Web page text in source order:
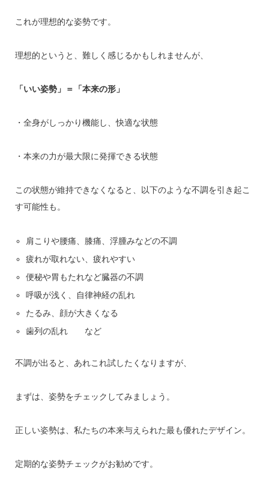
これが理想的な姿勢です。
理想的というと、難しく感じるかもしれませんが、
「いい姿勢」＝「本来の形」
・全身がしっかり機能し、快適な状態
・本来の力が最大限に発揮できる状態
この状態が維持できなくなると、以下のような不調を引き起こ
す可能性も。
肩こりや腰痛、膝痛、浮腫みなどの不調
疲れが取れない、疲れやすい
便秘や胃もたれなど臓器の不調
呼吸が浅く、自律神経の乱れ
たるみ、顔が大きくなる
歯列の乱れ など
不調が出ると、あれこれ試したくなりますが、
まずは、姿勢をチェックしてみましょう。
正しい姿勢は、私たちの本来与えられた最も優れたデザイン。
定期的な姿勢チェックがお勧めです。